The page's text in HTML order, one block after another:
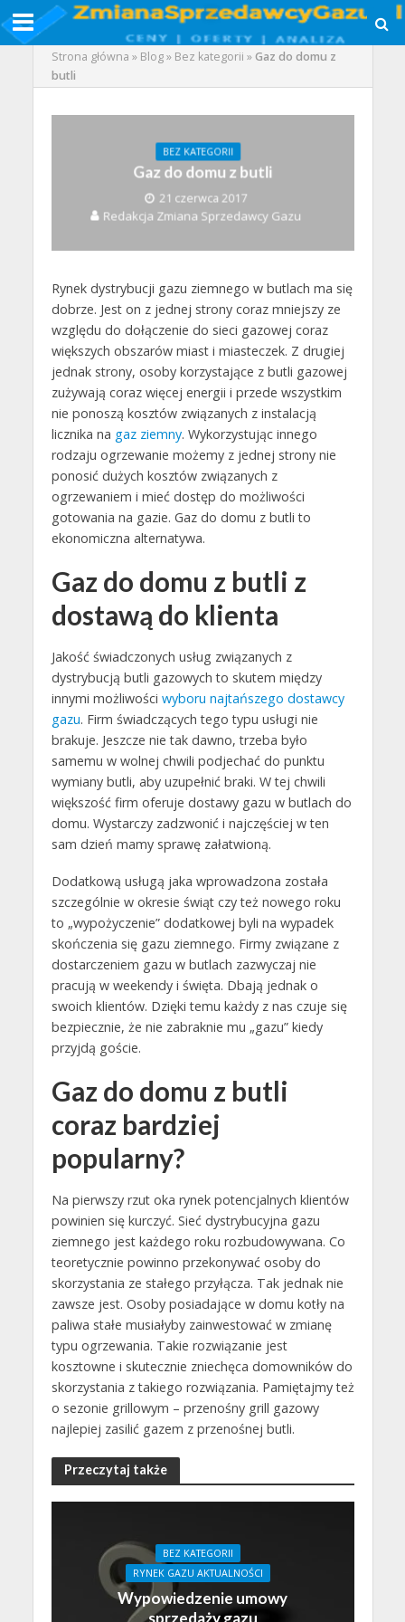
Strona główna » Blog» Bez kategorii »Gaz do domu z
butli
BEZ KATEGORII
Gaz do domu z butli
21 czerwca 2017
Redakcja Zmiana Sprzedawcy Gazu
Rynek dystrybucji gazu ziemnego w butlach ma się
dobrze. Jest on z jednej strony coraz mniejszy ze
względu do dołączenie do sieci gazowej coraz
większych obszarów miast i miasteczek. Z drugiej
jednak strony, osoby korzystające z butli gazowej
zużywają coraz więcej energii i przede wszystkim
nie ponoszą kosztów związanych z instalacją
licznika na gaz ziemny. Wykorzystując innego
rodzaju ogrzewanie możemy z jednej strony nie
ponosić dużych kosztów związanych z
ogrzewaniem i mieć dostęp do możliwości
gotowania na gazie. Gaz do domu z butli to
ekonomiczna alternatywa.
Gaz do domu z butli z
dostawą do klienta
Jakość świadczonych usług związanych z
dystrybucją butli gazowych to skutem między
innymi możliwości wyboru najtańszego dostawcy
gazu. Firm świadczących tego typu usługi nie
brakuje. Jeszcze nie tak dawno, trzeba było
samemu w wolnej chwili podjechać do punktu
wymiany butli, aby uzupełnić braki. W tej chwili
większość firm oferuje dostawy gazu w butlach do
domu. Wystarczy zadzwonić i najczęściej w ten
sam dzień mamy sprawę załatwioną.
Dodatkową usługą jaka wprowadzona została
szczególnie w okresie świąt czy też nowego roku
to „wypożyczenie” dodatkowej byli na wypadek
skończenia się gazu ziemnego. Firmy związane z
dostarczeniem gazu w butlach zazwyczaj nie
pracują w weekendy i święta. Dbają jednak o
swoich klientów. Dzięki temu każdy z nas czuje się
bezpiecznie, że nie zabraknie mu „gazu” kiedy
przyjdą goście.
Gaz do domu z butli
coraz bardziej
popularny?
Na pierwszy rzut oka rynek potencjalnych klientów
powinien się kurczyć. Sieć dystrybucyjna gazu
ziemnego jest każdego roku rozbudowywana. Co
teoretycznie powinno przekonywać osoby do
skorzystania ze stałego przyłącza. Tak jednak nie
zawsze jest. Osoby posiadające w domu kotły na
paliwa stałe musiałyby zainwestować w zmianę
typu ogrzewania. Takie rozwiązanie jest
kosztowne i skutecznie zniechęca domowników do
skorzystania z takiego rozwiązania. Pamiętajmy też
o sezonie grillowym – przenośny grill gazowy
najlepiej zasilić gazem z przenośnej butli.
Przeczytaj także
BEZ KATEGORII
RYNEK GAZU AKTUALNOŚCI
Wypowiedzenie umowy
sprzedaży gazu